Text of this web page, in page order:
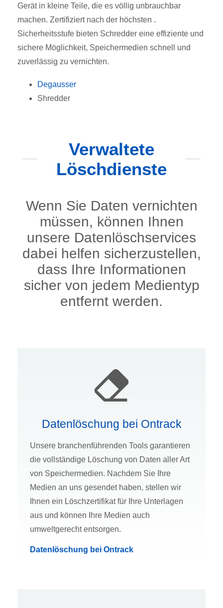
Gerät in kleine Teile, die es völlig unbrauchbar
machen. Zertifiziert nach der höchsten .
Sicherheitsstufe bieten Schredder eine effiziente und
sichere Möglichkeit, Speichermedien schnell und
zuverlässig zu vernichten.
Degausser
Shredder
Verwaltete
Löschdienste
Wenn Sie Daten vernichten
müssen, können Ihnen
unsere Datenlöschservices
dabei helfen sicherzustellen,
dass Ihre Informationen
sicher von jedem Medientyp
entfernt werden.
Datenlöschung bei Ontrack
Unsere branchenführenden Tools garantieren
die vollständige Löschung von Daten aller Art
von Speichermedien. Nachdem Sie Ihre
Medien an uns gesendet haben, stellen wir
Ihnen ein Löschzertifikat für Ihre Unterlagen
aus und können Ihre Medien auch
umweltgerecht entsorgen.
Datenlöschung bei Ontrack